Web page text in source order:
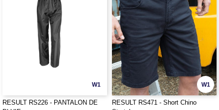
W1
RESULT RS226 - PANTALON DE
W1
RESULT RS471 - Short Chino